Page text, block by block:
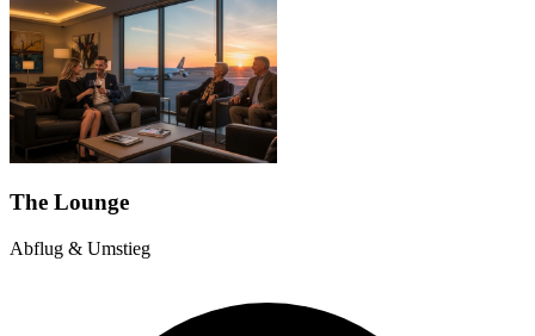
The Lounge
Abflug & Umstieg